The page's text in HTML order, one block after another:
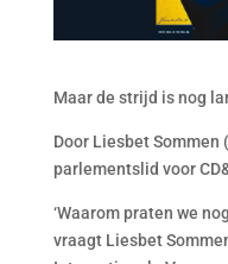
Maar de strijd is nog
Door Liesbet Sommen
parlementslid voor
‘Waarom praten we
vraagt Liesbet